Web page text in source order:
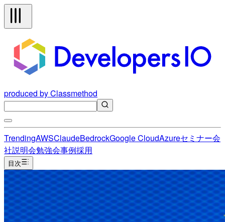
produced by Classmethod
TrendingAWSClaudeBedrockGoogle CloudAzureセミナー会
社説明会勉強会事例採用
目次